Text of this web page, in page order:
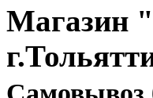
Магазин